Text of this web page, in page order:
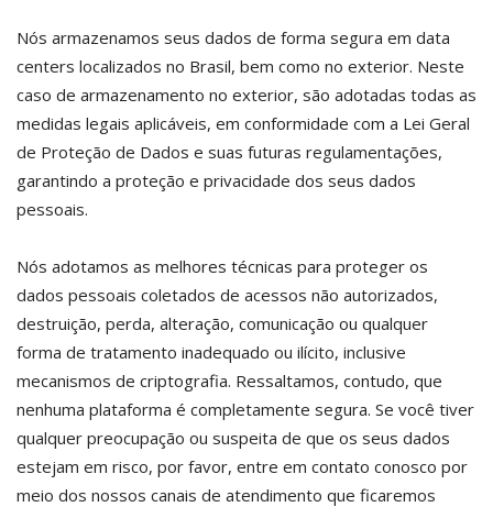
Nós armazenamos seus dados de forma segura em data
centers localizados no Brasil, bem como no exterior. Neste
caso de armazenamento no exterior, são adotadas todas as
medidas legais aplicáveis, em conformidade com a Lei Geral
de Proteção de Dados e suas futuras regulamentações,
garantindo a proteção e privacidade dos seus dados
pessoais.
Nós adotamos as melhores técnicas para proteger os
dados pessoais coletados de acessos não autorizados,
destruição, perda, alteração, comunicação ou qualquer
forma de tratamento inadequado ou ilícito, inclusive
mecanismos de criptografia. Ressaltamos, contudo, que
nenhuma plataforma é completamente segura. Se você tiver
qualquer preocupação ou suspeita de que os seus dados
estejam em risco, por favor, entre em contato conosco por
meio dos nossos canais de atendimento que ficaremos